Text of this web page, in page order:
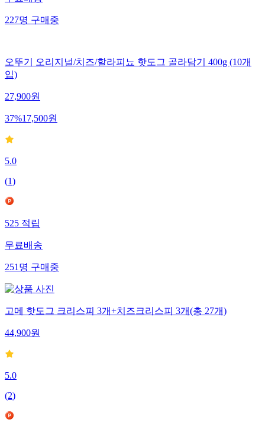
227명구매중
오뚜기 오리지널/치즈/할라피뇨 핫도그 골라담기 400g (10개
입)
27,900원
37%17,500원
5.0
(1)
525적립
무료배송
251명구매중
고메 핫도그 크리스피 3개+치즈크리스피 3개(총 27개)
44,900원
5.0
(2)